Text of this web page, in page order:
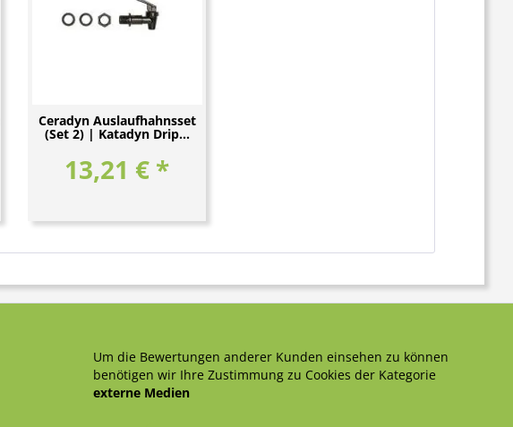
Ceradyn Auslaufhahnsset
(Set 2) | Katadyn Drip...
13,21 € *
Um die Bewertungen anderer Kunden einsehen zu können
benötigen wir Ihre Zustimmung zu Cookies der Kategorie
externe Medien